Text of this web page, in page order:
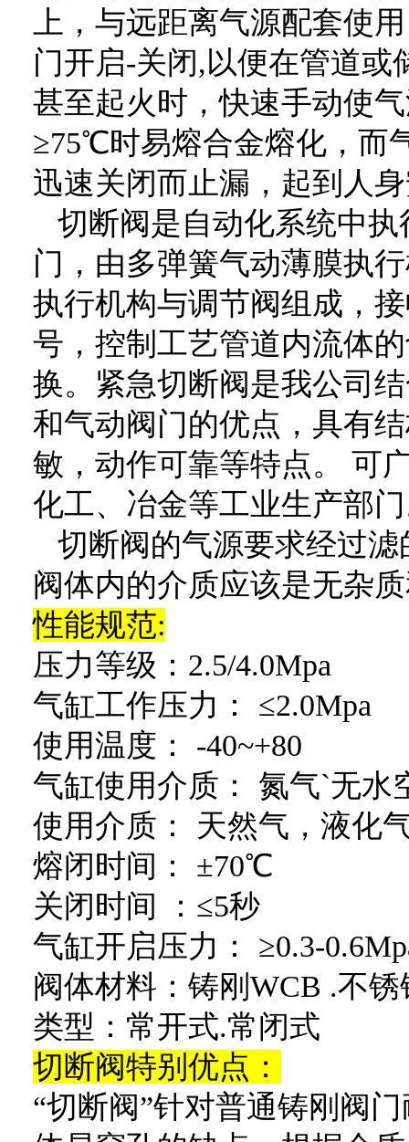
上，与远距离气源配套使
门开启-关闭,以便在管道或
甚至起火时，快速手动使
≥75℃时易熔合金熔化，而
迅速关闭而止漏，起到人
切断阀是自动化系统中执
门，由多弹簧气动薄膜执
执行机构与调节阀组成，
号，控制工艺管道内流体
换。紧急切断阀是我公司
和气动阀门的优点，具有
敏，动作可靠等特点。 可
化工、冶金等工业生产部
切断阀的气源要求经过滤
阀体内的介质应该是无杂
性能规范:
压力等级：2.5/4.0Mpa
气缸工作压力： ≤2.0Mpa
使用温度： -40~+80
气缸使用介质： 氮气`无水
使用介质： 天然气，液化
熔闭时间： ±70℃
关闭时间 ：≤5秒
气缸开启压力： ≥0.3-
阀体材料：铸刚WCB .不锈
类型：常开式.常闭式
切断阀特别优点：
“切断阀”针对普通铸刚阀